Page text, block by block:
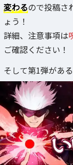
変わるので投稿さ
ょう！
詳細、注意事項は
ご確認ください！
そして第1弾があ